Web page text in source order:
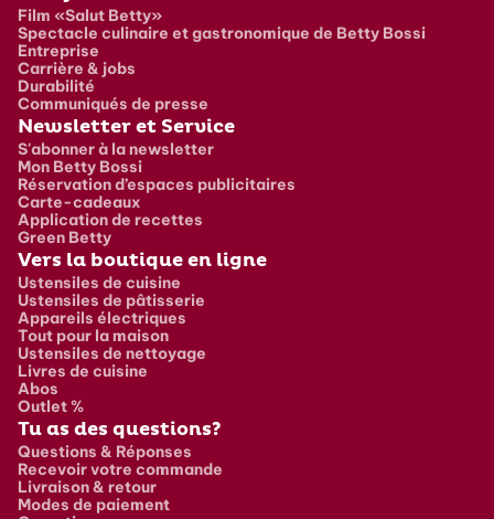
Film «Salut Betty»
Spectacle culinaire et gastronomique de Betty Bossi
Entreprise
Carrière & jobs
Durabilité
Communiqués de presse
Newsletter et Service
S'abonner à la newsletter
Mon Betty Bossi
Réservation d’espaces publicitaires
Carte-cadeaux
Application de recettes
Green Betty
Vers la boutique en ligne
Ustensiles de cuisine
Ustensiles de pâtisserie
Appareils électriques
Tout pour la maison
Ustensiles de nettoyage
Livres de cuisine
Abos
Outlet %
Tu as des questions?
Questions & Réponses
Recevoir votre commande
Livraison & retour
Modes de paiement